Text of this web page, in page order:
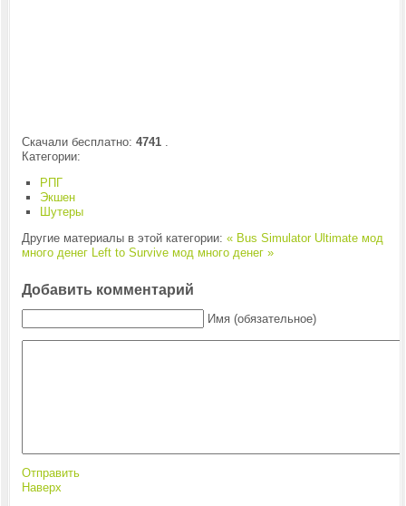
Скачали бесплатно: 4741.
Категории:
РПГ
Экшен
Шутеры
Другие материалы в этой категории: « Bus Simulator Ultimate мод
много денег Left to Survive мод много денег »
Добавить комментарий
Имя (обязательное)
Отправить
Наверх